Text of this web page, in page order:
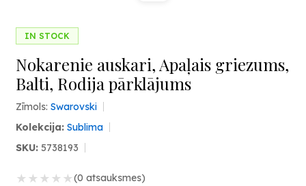
IN STOCK
Nokarenie auskari, Apaļais griezums,
Balti, Rodija pārklājums
Zīmols: Swarovski
Kolekcija: Sublima
SKU: 5738193
★ ★ ★ ★ ★(0 atsauksmes)